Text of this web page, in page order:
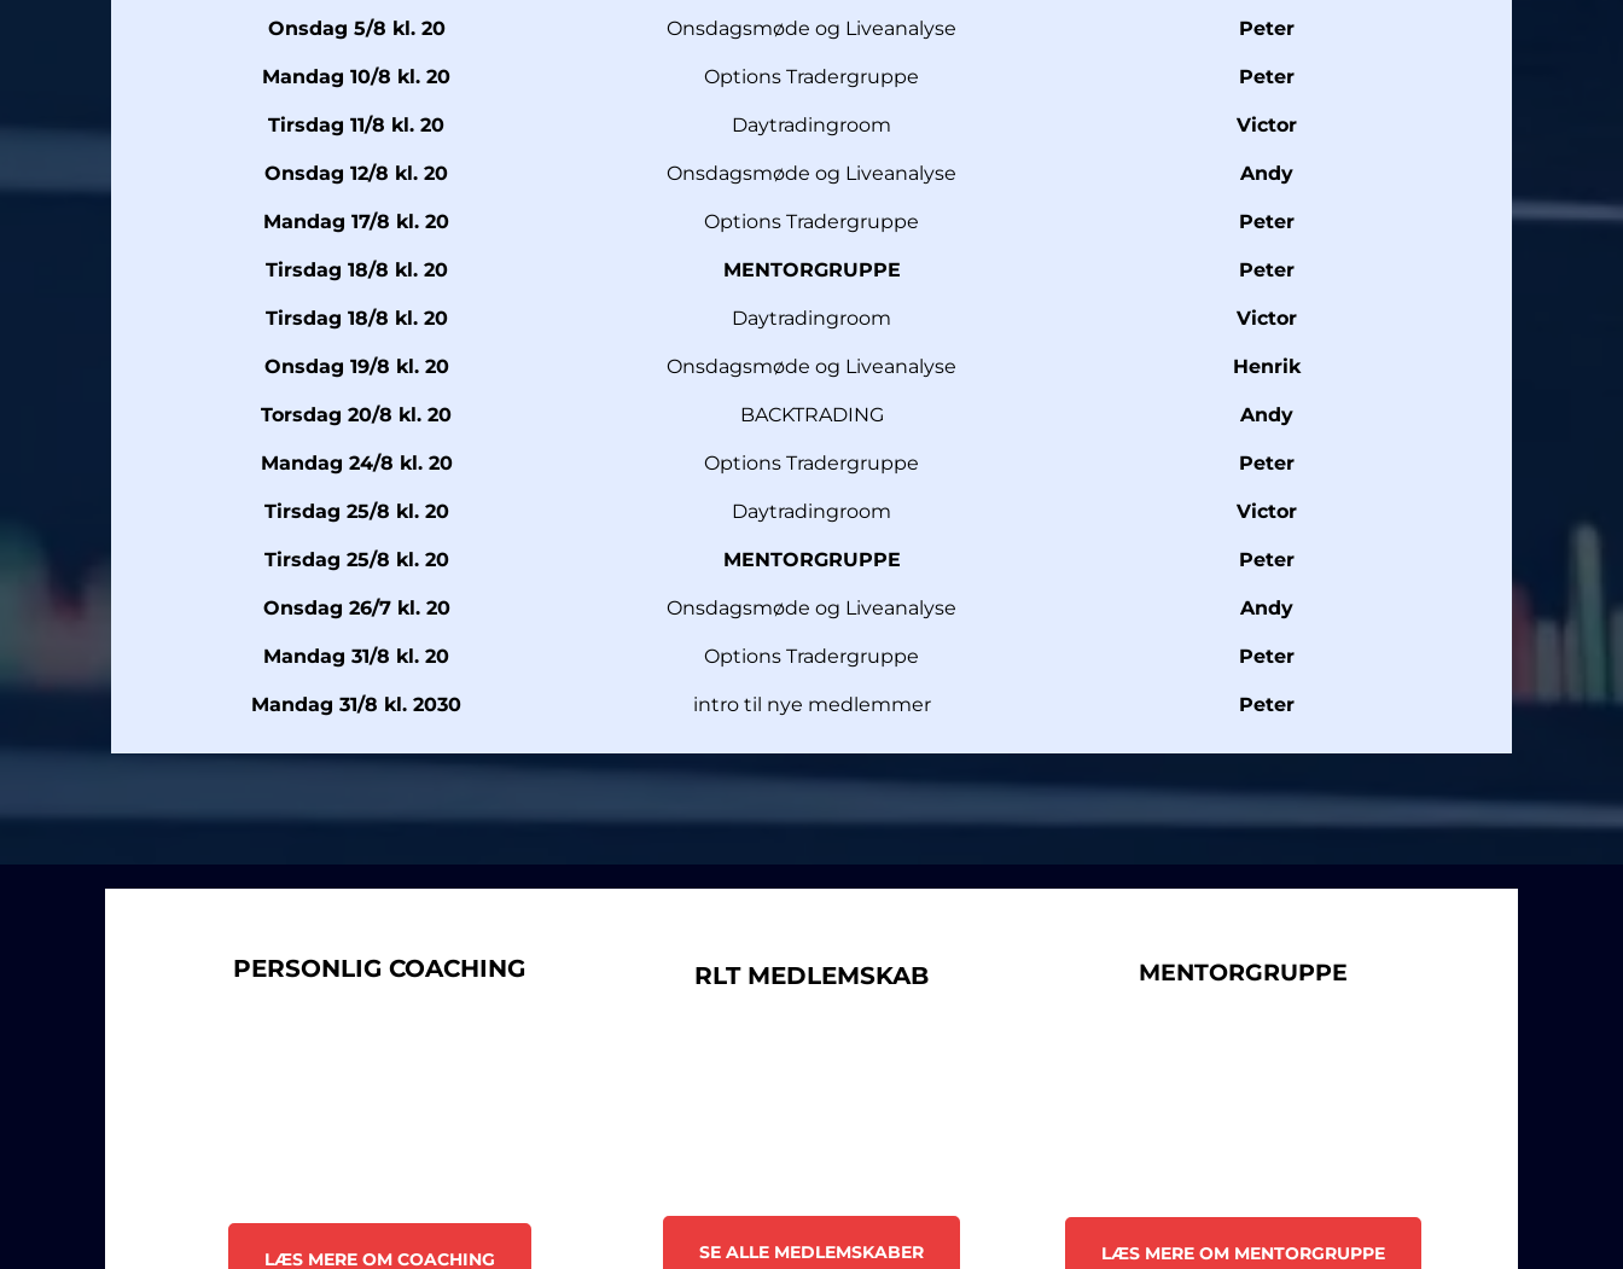
Onsdag 5/8 kl. 20 Onsdagsmøde og Liveanalyse Peter
Mandag 10/8 kl. 20 Options Tradergruppe Peter
Tirsdag 11/8 kl. 20 Daytradingroom Victor
Onsdag 12/8 kl. 20 Onsdagsmøde og Liveanalyse Andy
Mandag 17/8 kl. 20 Options Tradergruppe Peter
Tirsdag 18/8 kl. 20 MENTORGRUPPE Peter
Tirsdag 18/8 kl. 20 Daytradingroom Victor
Onsdag 19/8 kl. 20 Onsdagsmøde og Liveanalyse Henrik
Torsdag 20/8 kl. 20 BACKTRADING Andy
Mandag 24/8 kl. 20 Options Tradergruppe Peter
Tirsdag 25/8 kl. 20 Daytradingroom Victor
Tirsdag 25/8 kl. 20 MENTORGRUPPE Peter
Onsdag 26/7 kl. 20 Onsdagsmøde og Liveanalyse Andy
Mandag 31/8 kl. 20 Options Tradergruppe Peter
Mandag 31/8 kl. 2030 intro til nye medlemmer Peter
PERSONLIG COACHING
LÆS MERE OM COACHING
RLT MEDLEMSKAB
SE ALLE MEDLEMSKABER
MENTORGRUPPE
LÆS MERE OM MENTORGRUPPE